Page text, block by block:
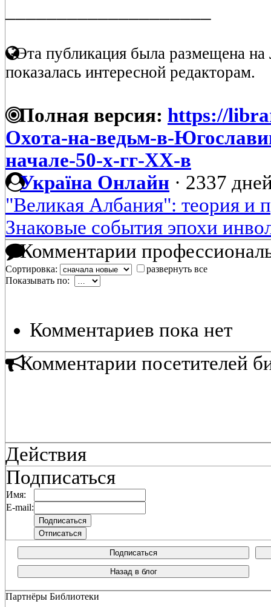
Эта публикация была размещена на
показалась интересной редакторам.
Полная версия: https://
Охота-на-ведьм-в-
начале-50-х-гг-XX-в
Україна Онлайн · 2337
"Великая Албания": теория и
Знаковые события эпохи
Комментарии
Сортировка:
развернуть все
Показывать по:
Комментариев пока нет
Комментарии посетителей
Действия
Подписаться
Имя:
E-mail:
Подписаться
Назад в блог
Партнёры Библиотеки